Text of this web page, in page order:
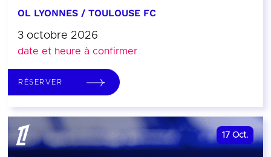
OL LYONNES / TOULOUSE FC
3 octobre 2026
date et heure à confirmer
RÉSERVER
17 Oct.